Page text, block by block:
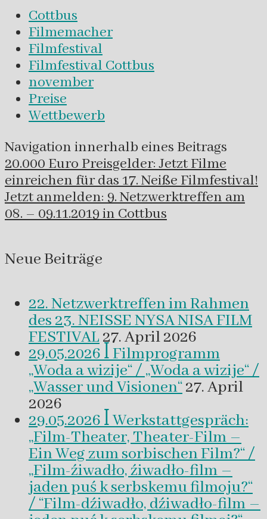
Cottbus
Filmemacher
Filmfestival
Filmfestival Cottbus
november
Preise
Wettbewerb
Navigation innerhalb eines Beitrags
20.000 Euro Preisgelder: Jetzt Filme
einreichen für das 17. Neiße Filmfestival!
Jetzt anmelden: 9. Netzwerktreffen am
08. – 09.11.2019 in Cottbus
Neue Beiträge
22. Netzwerktreffen im Rahmen
des 23. NEISSE NYSA NISA FILM
FESTIVAL27. April 2026
29.05.2026 ꟾ Filmprogramm
„Woda a wizije“ / „Woda a wizije“ /
„Wasser und Visionen“27. April
2026
29.05.2026 ꟾ Werkstattgespräch:
„Film-Theater, Theater-Film –
Ein Weg zum sorbischen Film?“ /
„Film-źiwadło, źiwadło-film –
jaden puś k serbskemu filmoju?“
/ “Film-dźiwadło, dźiwadło-film –